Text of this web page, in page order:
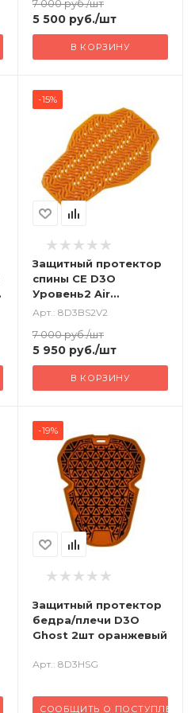
7 000руб./шт
5 500 руб./шт
В КОРЗИНУ
-15%
Защитный протектор
спины CE D3O
Уровень2 Air
оранжевый
Арт.: 8D3BS2V2
7 000руб./шт
5 950 руб./шт
В КОРЗИНУ
-19%
Защитный протектор
бедра/плечи D3O
Ghost 2шт оранжевый
Арт.: 8D3HSG
СООБЩИТЬ О ПОСТУПЛЕНИИ